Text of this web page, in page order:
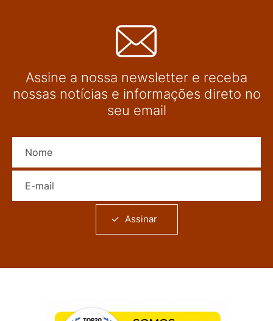
Assine a nossa newsletter e receba
nossas notícias e informações direto no
seu email
Assinar